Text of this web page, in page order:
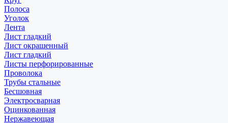
Полоса
Уголок
Лента
Лист гладкий
Лист окрашенный
Лист гладкий
Листы перфорированные
Проволока
Трубы стальные
Бесшовная
Электросварная
Оцинкованная
Нержавеющая